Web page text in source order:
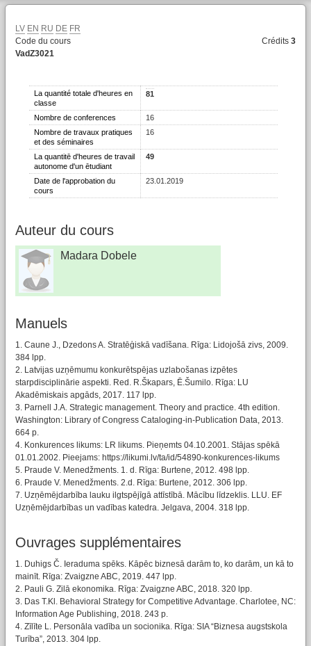
LV EN RU DE FR
Code du cours
VadZ3021
Crédits3
La quantité totale d'heures en
classe
81
Nombre de conferences
16
Nombre de travaux pratiques
et des séminaires
16
La quantitē d'heures de travail
autonome d'un ētudiant
49
Date de l'approbation du
cours
23.01.2019
Auteur du cours
Madara Dobele
Manuels
1. Caune J., Dzedons A. Stratēģiskā vadīšana. Rīga: Lidojošā zivs, 2009.
384 lpp.
2. Latvijas uzņēmumu konkurētspējas uzlabošanas izpētes
starpdisciplinārie aspekti. Red. R.Škapars, Ē.Šumilo. Rīga: LU
Akadēmiskais apgāds, 2017. 117 lpp.
3. Parnell J.A. Strategic management. Theory and practice. 4th edition.
Washington: Library of Congress Cataloging-in-Publication Data, 2013.
664 p.
4. Konkurences likums: LR likums. Pieņemts 04.10.2001. Stājas spēkā
01.01.2002. Pieejams: https://likumi.lv/ta/id/54890-konkurences-likums
5. Praude V. Menedžments. 1. d. Rīga: Burtene, 2012. 498 lpp.
6. Praude V. Menedžments. 2.d. Rīga: Burtene, 2012. 306 lpp.
7. Uzņēmējdarbība lauku ilgtspējīgā attīstībā. Mācību līdzeklis. LLU. EF
Uzņēmējdarbības un vadības katedra. Jelgava, 2004. 318 lpp.
Ouvrages supplémentaires
1. Duhigs Č. Ieraduma spēks. Kāpēc biznesā darām to, ko darām, un kā to
mainīt. Rīga: Zvaigzne ABC, 2019. 447 lpp.
2. Pauli G. Zilā ekonomika. Rīga: Zvaigzne ABC, 2018. 320 lpp.
3. Das T.Kl. Behavioral Strategy for Competitive Advantage. Charlotee, NC:
Information Age Publishing, 2018. 243 p.
4. Zīlīte L. Personāla vadība un socionika. Rīga: SIA “Biznesa augstskola
Turība”, 2013. 304 lpp.